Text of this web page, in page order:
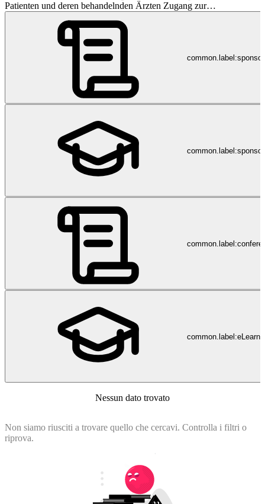
Patienten und deren behandelnden Ärzten Zugang zur
personalisierten Medizin auf aktuellstem Stand der Forschung und
Technik ermöglicht. Im Interesse der Patienten arbeiten Spezialisten
der klinischen Neurowissenschaften interdisziplinär zusammen,
hierzu gehören Neurologie, Epileptologie, Neuropsychologie,
Neuroradiologie/ Radiologie, Neurochirurgie und Radiochirurgie.
Nessun dato trovato
Non siamo riusciti a trovare quello che cercavi. Controlla i filtri o
riprova.